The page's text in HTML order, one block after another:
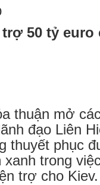
50 tỷ
thuận mở
đạo Liên
thuyết phục
xanh trong
trợ cho